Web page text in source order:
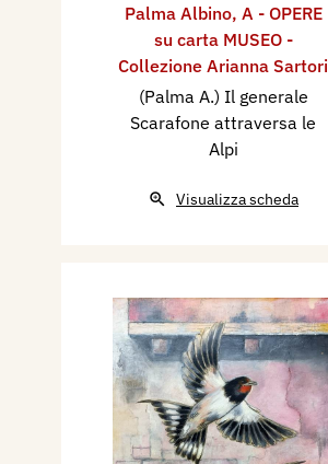
Palma Albino, A - OPERE
su carta MUSEO -
Collezione Arianna Sartori
(Palma A.) Il generale
Scarafone attraversa le
Alpi
Visualizza scheda